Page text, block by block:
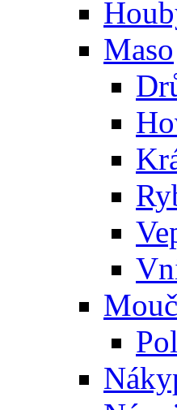
Maso